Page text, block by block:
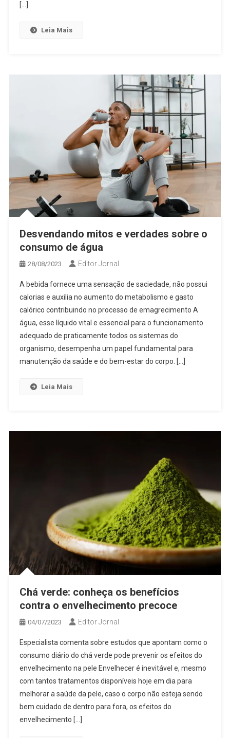
[…]
Leia Mais
Desvendando mitos e verdades sobre o
consumo de água
28/08/2023 Editor Jornal
A bebida fornece uma sensação de saciedade, não possui
calorias e auxilia no aumento do metabolismo e gasto
calórico contribuindo no processo de emagrecimento A
água, esse líquido vital e essencial para o funcionamento
adequado de praticamente todos os sistemas do
organismo, desempenha um papel fundamental para
manutenção da saúde e do bem-estar do corpo. […]
Leia Mais
Chá verde: conheça os benefícios
contra o envelhecimento precoce
04/07/2023 Editor Jornal
Especialista comenta sobre estudos que apontam como o
consumo diário do chá verde pode prevenir os efeitos do
envelhecimento na pele Envelhecer é inevitável e, mesmo
com tantos tratamentos disponíveis hoje em dia para
melhorar a saúde da pele, caso o corpo não esteja sendo
bem cuidado de dentro para fora, os efeitos do
envelhecimento […]